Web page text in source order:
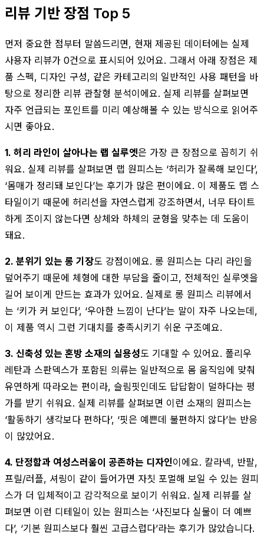
리뷰 기반 장점 Top 5
먼저 중요한 점부터 말씀드리면, 현재 제공된 데이터에는 실제
사용자 리뷰가 0건으로 표시되어 있어요. 그래서 아래 장점은 제
품 스펙, 디자인 구성, 같은 카테고리의 일반적인 사용 패턴을 바
탕으로 정리한 리뷰 관찰형 분석이에요. 실제 리뷰를 살펴보면
자주 언급되는 포인트를 미리 예상해볼 수 있는 방식으로 읽어주
시면 좋아요.
1. 허리 라인이 살아나는 랩 실루엣은 가장 큰 장점으로 꼽히기 쉬
워요. 실제 리뷰를 살펴보면 랩 원피스는 ‘허리가 잘록해 보인다’,
‘몸매가 정리돼 보인다’는 후기가 많은 편이에요. 이 제품도 랩 스
타일이기 때문에 허리선을 자연스럽게 강조하면서, 너무 타이트
하게 조이지 않는다면 상체와 하체의 균형을 맞추는 데 도움이
돼요.
2. 분위기 있는 롱 기장도 강점이에요. 롱 원피스는 다리 라인을
덮어주기 때문에 체형에 대한 부담을 줄이고, 전체적인 실루엣을
길어 보이게 만드는 효과가 있어요. 실제로 롱 원피스 리뷰에서
는 ‘키가 커 보인다’, ‘우아한 느낌이 난다’는 말이 자주 나오는데,
이 제품 역시 그런 기대치를 충족시키기 쉬운 구조예요.
3. 신축성 있는 혼방 소재의 실용성도 기대할 수 있어요. 폴리우
레탄과 스판덱스가 포함된 의류는 일반적으로 몸 움직임에 맞춰
유연하게 따라오는 편이라, 슬림핏인데도 답답함이 덜하다는 평
가를 받기 쉬워요. 실제 리뷰를 살펴보면 이런 소재의 원피스는
‘활동하기 생각보다 편하다’, ‘핏은 예쁜데 불편하지 않다’는 반응
이 많았어요.
4. 단정함과 여성스러움이 공존하는 디자인이에요. 칼라넥, 반팔,
프릴/러플, 셔링이 같이 들어가면 자칫 포멀해 보일 수 있는 원피
스가 더 입체적이고 감각적으로 보이기 쉬워요. 실제 리뷰를 살
펴보면 이런 디테일이 있는 원피스는 ‘사진보다 실물이 더 예쁘
다’, ‘기본 원피스보다 훨씬 고급스럽다’라는 후기가 많았습니다.